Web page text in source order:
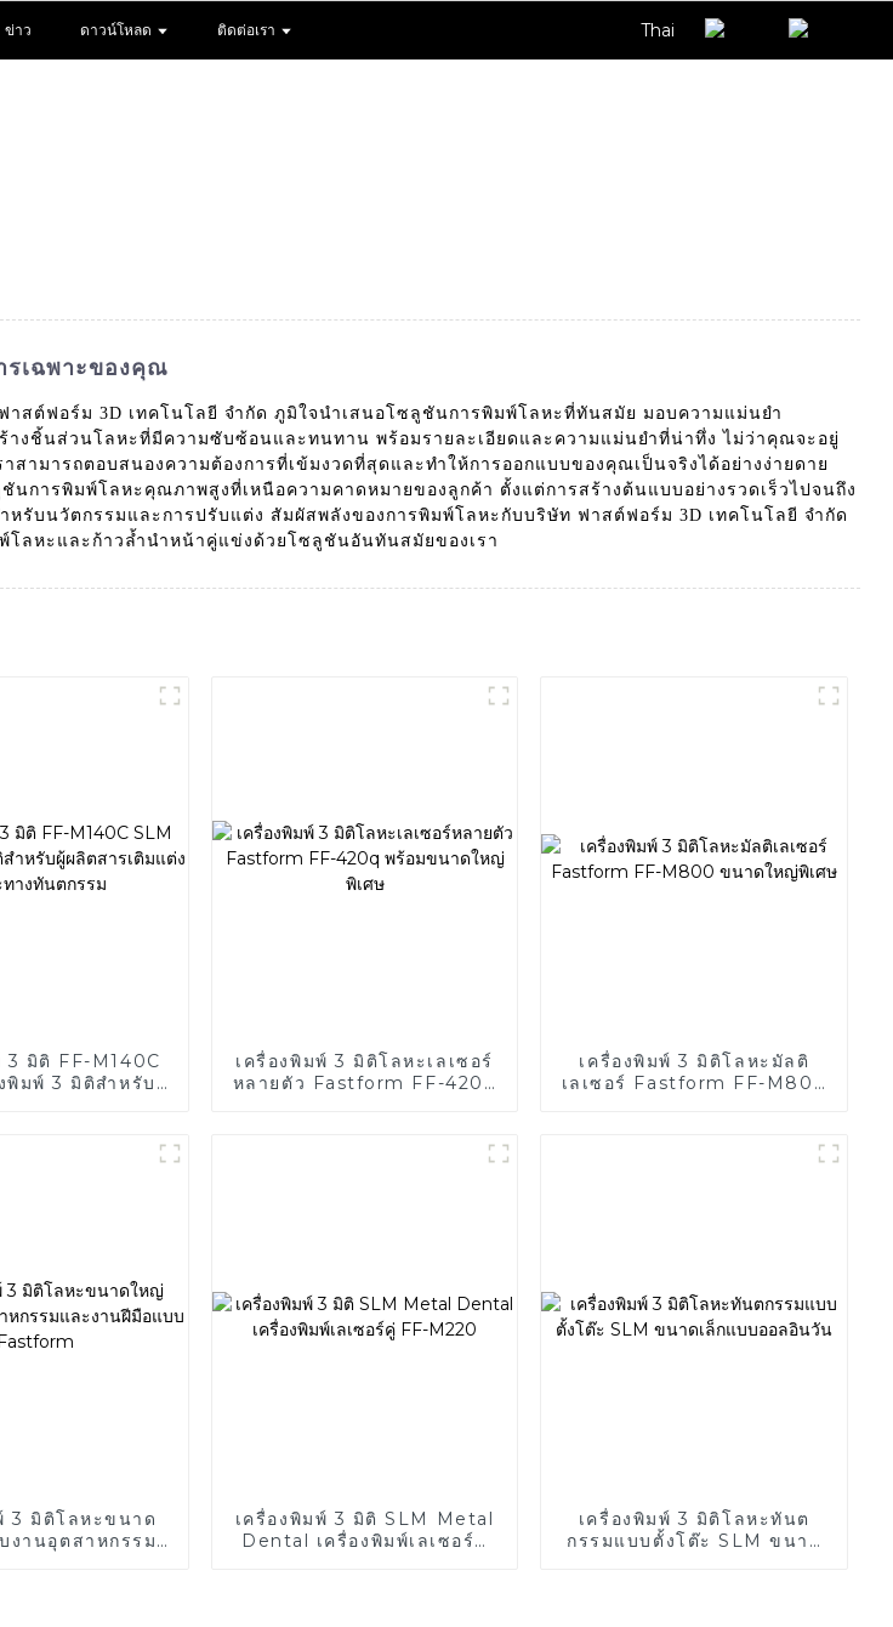
ข่าว ดาวน์โหลด ติดต่อเรา Thai
รเฉพาะของคุณ
าสต์ฟอร์ม 3D เทคโนโลยี จำกัด ภูมิใจนำเสนอโซลูชันการพิมพ์โลหะที่ทันสมัย ​​มอบความแม่นยำ
างชิ้นส่วนโลหะที่มีความซับซ้อนและทนทาน พร้อมรายละเอียดและความแม่นยำที่น่าทึ่ง ไม่ว่าคุณจะอยู่
มารถตอบสนองความต้องการที่เข้มงวดที่สุดและทำให้การออกแบบของคุณเป็นจริงได้อย่างง่ายดาย
การพิมพ์โลหะคุณภาพสูงที่เหนือความคาดหมายของลูกค้า ตั้งแต่การสร้างต้นแบบอย่างรวดเร็วไปจนถึง
รับนวัตกรรมและการปรับแต่ง สัมผัสพลังของการพิมพ์โลหะกับบริษัท ฟาสต์ฟอร์ม 3D เทคโนโลยี จำกัด
ลหะและก้าวล้ำนำหน้าคู่แข่งด้วยโซลูชันอันทันสมัยของเรา
3 มิติ FF-M140C
พิมพ์ 3 มิติสำหรับผู้
เครื่องพิมพ์ 3 มิติโลหะเลเซอร์
หลายตัว Fastform FF-420q
เครื่องพิมพ์ 3 มิติโลหะมัลติ
เลเซอร์ Fastform FF-M800
3 มิติโลหะขนาด
งานอุตสาหกรรม
เครื่องพิมพ์ 3 มิติ SLM Metal
Dental เครื่องพิมพ์เลเซอร์คู่
เครื่องพิมพ์ 3 มิติโลหะทันต
กรรมแบบตั้งโต๊ะ SLM ขนาด